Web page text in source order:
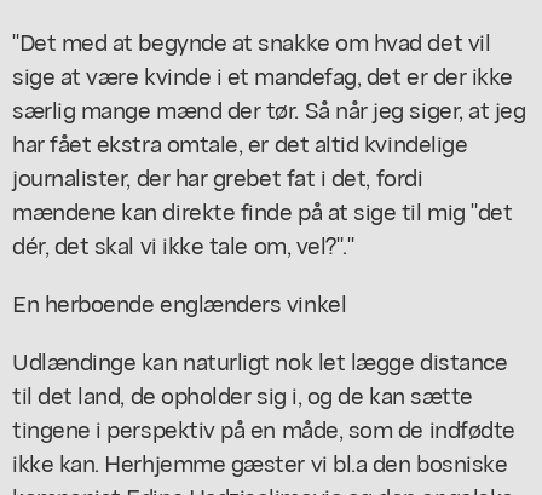
"Det med at begynde at snakke om hvad det vil
sige at være kvinde i et mandefag, det er der ikke
særlig mange mænd der tør. Så når jeg siger, at jeg
har fået ekstra omtale, er det altid kvindelige
journalister, der har grebet fat i det, fordi
mændene kan direkte finde på at sige til mig "det
dér, det skal vi ikke tale om, vel?"."
En herboende englænders vinkel
Udlændinge kan naturligt nok let lægge distance
til det land, de opholder sig i, og de kan sætte
tingene i perspektiv på en måde, som de indfødte
ikke kan. Herhjemme gæster vi bl.a den bosniske